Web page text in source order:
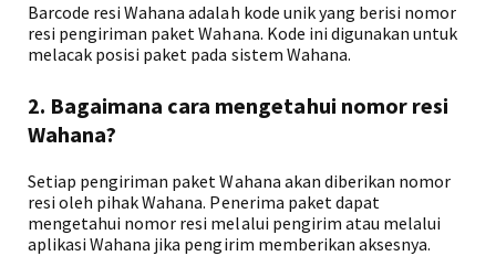
Barcode resi Wahana adalah kode unik yang berisi nomor
resi pengiriman paket Wahana. Kode ini digunakan untuk
melacak posisi paket pada sistem Wahana.
2. Bagaimana cara mengetahui nomor resi
Wahana?
Setiap pengiriman paket Wahana akan diberikan nomor
resi oleh pihak Wahana. Penerima paket dapat
mengetahui nomor resi melalui pengirim atau melalui
aplikasi Wahana jika pengirim memberikan aksesnya.